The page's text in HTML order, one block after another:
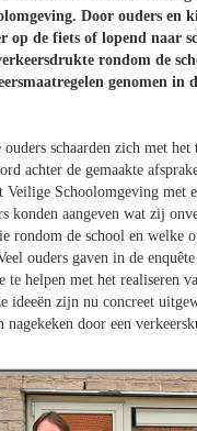
Door ouders en
op de fiets of lopend naar
rondom de
genomen in
ouders schaarden zich met het
achter de gemaakte
Veilige Schoolomgeving met
konden aangeven wat zij
rondom de school en welke
ouders gaven in de
te helpen met het realiseren
ideeën zijn nu concreet
nagekeken door een